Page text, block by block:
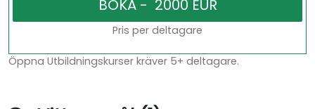
Pris per deltagare
Öppna Utbildningskurser kräver 5+ deltagare.